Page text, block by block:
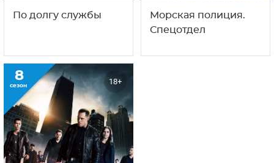
По долгу службы
Морская полиция.
Спецотдел
8
сезон 18+